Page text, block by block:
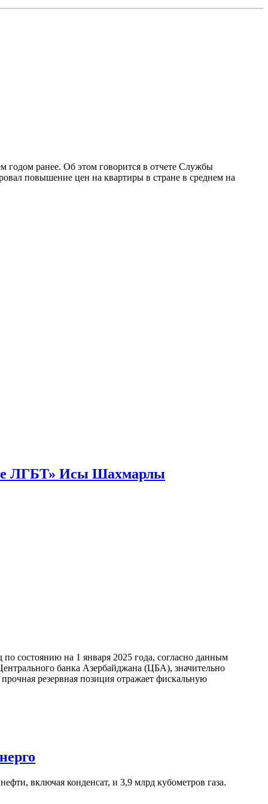
годом ранее. Об этом говорится в отчете Службы
повышение цен на квартиры в стране в среднем на
ЛГБТ» Исы Шахмарлы
состоянию на 1 января 2025 года, согласно данным
банка Азербайджана (ЦБА), значительно
резервная позиция отражает фискальную
включая конденсат, и 3,9 млрд кубометров газа.